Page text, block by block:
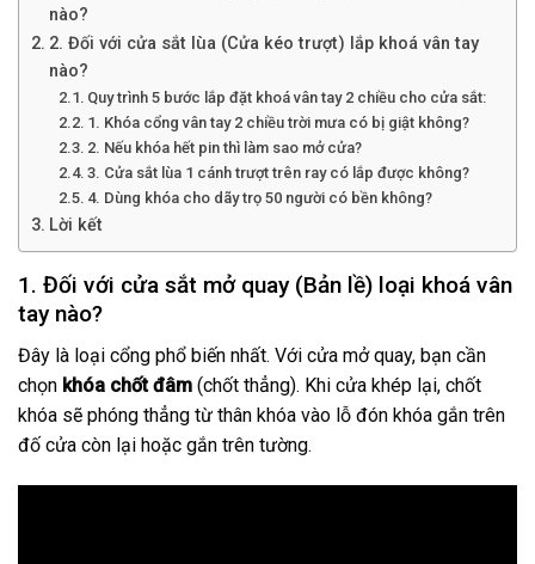
nào?
2. Đối với cửa sắt lùa (Cửa kéo trượt) lắp khoá vân tay
nào?
Quy trình 5 bước lắp đặt khoá vân tay 2 chiều cho cửa sắt:
1. Khóa cổng vân tay 2 chiều trời mưa có bị giật không?
2. Nếu khóa hết pin thì làm sao mở cửa?
3. Cửa sắt lùa 1 cánh trượt trên ray có lắp được không?
4. Dùng khóa cho dãy trọ 50 người có bền không?
Lời kết
1. Đối với cửa sắt mở quay (Bản lề) loại khoá vân
tay nào?
Đây là loại cổng phổ biến nhất. Với cửa mở quay, bạn cần
chọn khóa chốt đâm (chốt thẳng). Khi cửa khép lại, chốt
khóa sẽ phóng thẳng từ thân khóa vào lỗ đón khóa gắn trên
đố cửa còn lại hoặc gắn trên tường.